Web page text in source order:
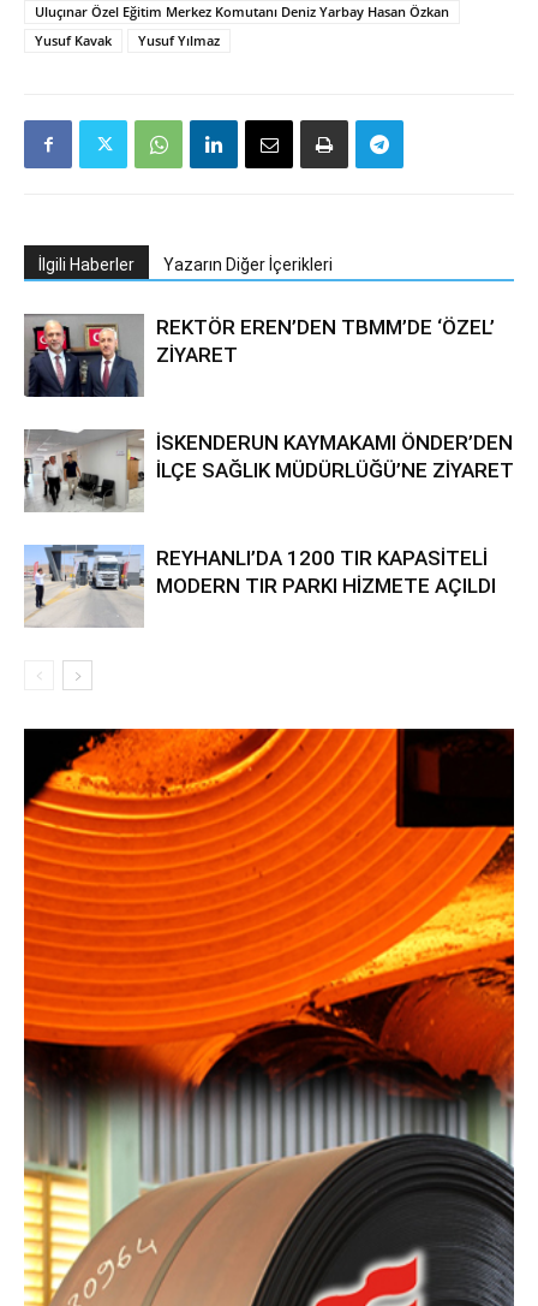
Uluçınar Özel Eğitim Merkez Komutanı Deniz Yarbay Hasan Özkan
Yusuf Kavak
Yusuf Yılmaz
İlgili Haberler Yazarın Diğer İçerikleri
REKTÖR EREN’DEN TBMM’DE ‘ÖZEL’
ZİYARET
İSKENDERUN KAYMAKAMI ÖNDER’DEN
İLÇE SAĞLIK MÜDÜRLÜĞÜ’NE ZİYARET
REYHANLI’DA 1200 TIR KAPASİTELİ
MODERN TIR PARKI HİZMETE AÇILDI